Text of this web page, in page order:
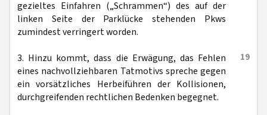
gezieltes Einfahren („Schrammen“) des auf der
linken Seite der Parklücke stehenden Pkws
zumindest verringert worden.
19
3. Hinzu kommt, dass die Erwägung, das Fehlen
eines nachvollziehbaren Tatmotivs spreche gegen
ein vorsätzliches Herbeiführen der Kollisionen,
durchgreifenden rechtlichen Bedenken begegnet.